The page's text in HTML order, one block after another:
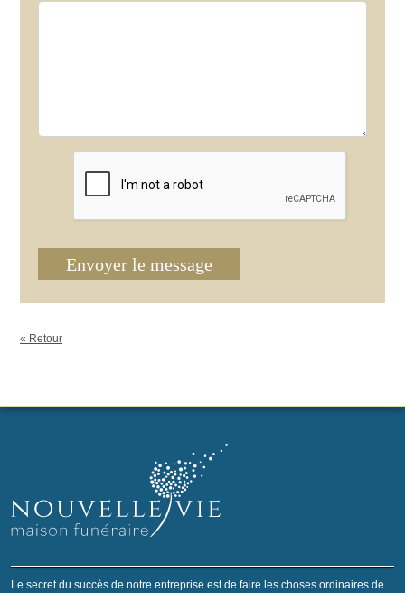
Envoyer le message
« Retour
Le secret du succès de notre entreprise est de faire les choses ordinaires de